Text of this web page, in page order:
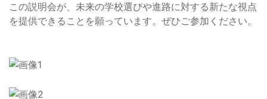
この説明会が、未来の学校選びや進路に対する新たな視点
を提供できることを願っています。ぜひご参加ください。